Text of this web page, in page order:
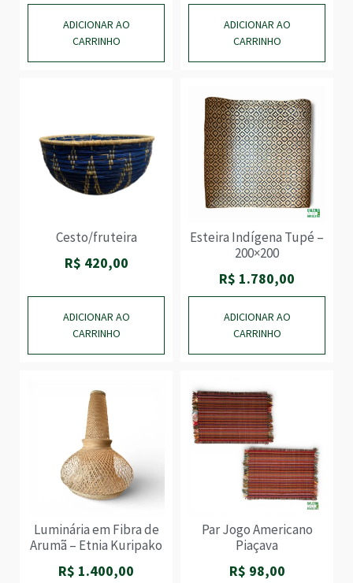
ADICIONAR AO
CARRINHO
ADICIONAR AO
CARRINHO
Cesto/fruteira
R$ 420,00
ADICIONAR AO
CARRINHO
Esteira Indígena Tupé –
200×200
R$ 1.780,00
ADICIONAR AO
CARRINHO
Luminária em Fibra de
Arumã – Etnia Kuripako
R$ 1.400,00
Par Jogo Americano
Piaçava
R$ 98,00